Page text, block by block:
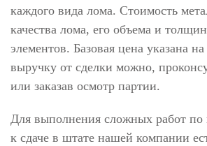
каждого вида лома. Стоимость
качества лома, его объема и
элементов. Базовая цена указана
выручку от сделки можно,
или заказав осмотр партии.
Для выполнения сложных работ по
к сдаче в штате нашей компании